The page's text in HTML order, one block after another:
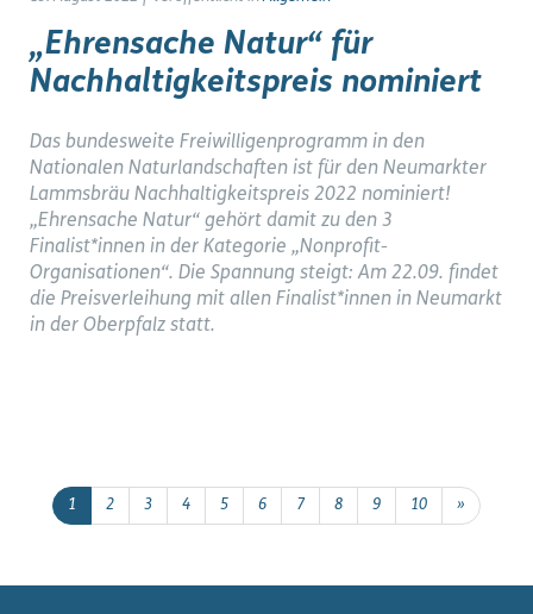
„Ehrensache Natur“ für
Nachhaltigkeitspreis nominiert
Das bundesweite Freiwilligenprogramm in den
Nationalen Naturlandschaften ist für den Neumarkter
Lammsbräu Nachhaltigkeitspreis 2022 nominiert!
„Ehrensache Natur“ gehört damit zu den 3
Finalist*innen in der Kategorie „Nonprofit-
Organisationen“. Die Spannung steigt: Am 22.09. findet
die Preisverleihung mit allen Finalist*innen in Neumarkt
in der Oberpfalz statt.
1 2 3 4 5 6 7 8 9 10 »